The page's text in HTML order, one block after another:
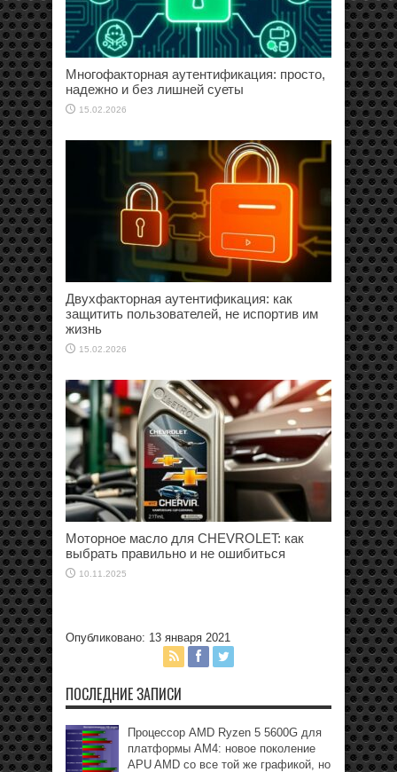
Многофакторная аутентификация: просто,
надежно и без лишней суеты
15.02.2026
Двухфакторная аутентификация: как
защитить пользователей, не испортив им
жизнь
15.02.2026
Моторное масло для CHEVROLET: как
выбрать правильно и не ошибиться
10.11.2025
Опубликовано: 13 января 2021
ПОСЛЕДНИЕ ЗАПИСИ
Процессор AMD Ryzen 5 5600G для
платформы АМ4: новое поколение
APU AMD со все той же графикой, но